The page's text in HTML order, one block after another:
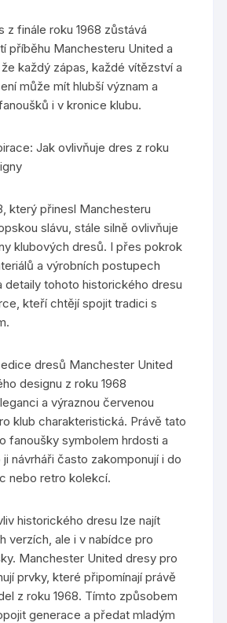
z finále roku 1968 zůstává
příběhu Manchesteru United a
každý zápas, každé vítězství a
může mít hlubší význam a
i v kronice klubu.
Jak ovlivňuje dres z roku
který přinesl Manchesteru
slávu, stále silně ovlivňuje
klubových dresů. I přes pokrok
a výrobních postupech
detaily tohoto historického dresu
kteří chtějí spojit tradici s
dresů Manchester United
designu z roku 1968
a výraznou červenou
klub charakteristická. Právě tato
fanoušky symbolem hrdosti a
návrháři často zakomponují i do
nebo retro kolekcí.
historického dresu lze najít
verzích, ale i v nabídce pro
Manchester United dresy pro
prvky, které připomínají právě
z roku 1968. Tímto způsobem
generace a předat mladým